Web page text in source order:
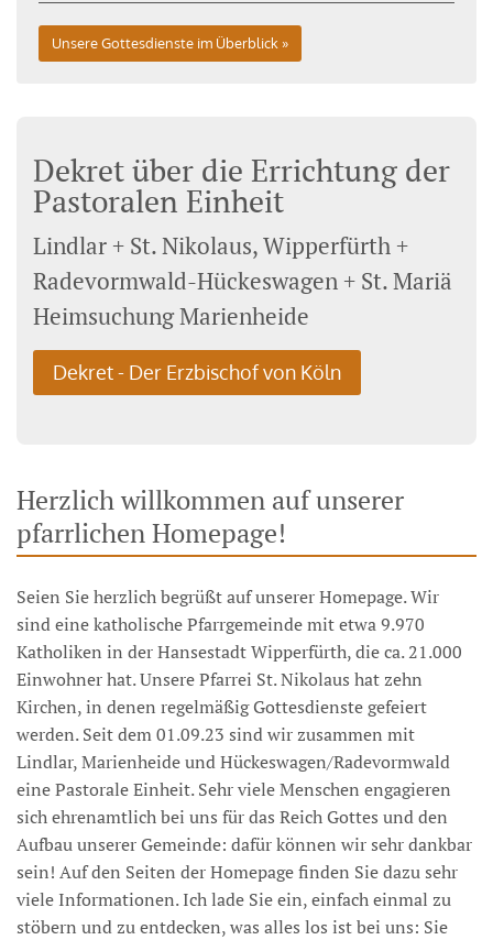
Unsere Gottesdienste im Überblick
Dekret über die Errichtung der
Pastoralen Einheit
Lindlar + St. Nikolaus, Wipperfürth +
Radevormwald-Hückeswagen + St. Mariä
Heimsuchung Marienheide
Dekret - Der Erzbischof von Köln
Herzlich willkommen auf unserer
pfarrlichen Homepage!
Seien Sie herzlich begrüßt auf unserer Homepage. Wir
sind eine katholische Pfarrgemeinde mit etwa 9.970
Katholiken in der Hansestadt Wipperfürth, die ca. 21.000
Einwohner hat. Unsere Pfarrei St. Nikolaus hat zehn
Kirchen, in denen regelmäßig Gottesdienste gefeiert
werden. Seit dem 01.09.23 sind wir zusammen mit
Lindlar, Marienheide und Hückeswagen/Radevormwald
eine Pastorale Einheit. Sehr viele Menschen engagieren
sich ehrenamtlich bei uns für das Reich Gottes und den
Aufbau unserer Gemeinde: dafür können wir sehr dankbar
sein! Auf den Seiten der Homepage finden Sie dazu sehr
viele Informationen. Ich lade Sie ein, einfach einmal zu
stöbern und zu entdecken, was alles los ist bei uns: Sie